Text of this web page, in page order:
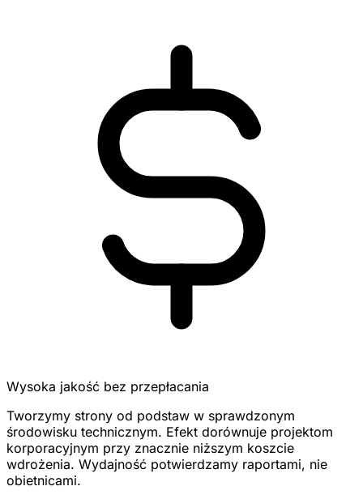
Wysoka jakość bez przepłacania
Tworzymy strony od podstaw w sprawdzonym
środowisku technicznym. Efekt dorównuje projektom
korporacyjnym przy znacznie niższym koszcie
wdrożenia. Wydajność potwierdzamy raportami, nie
obietnicami.